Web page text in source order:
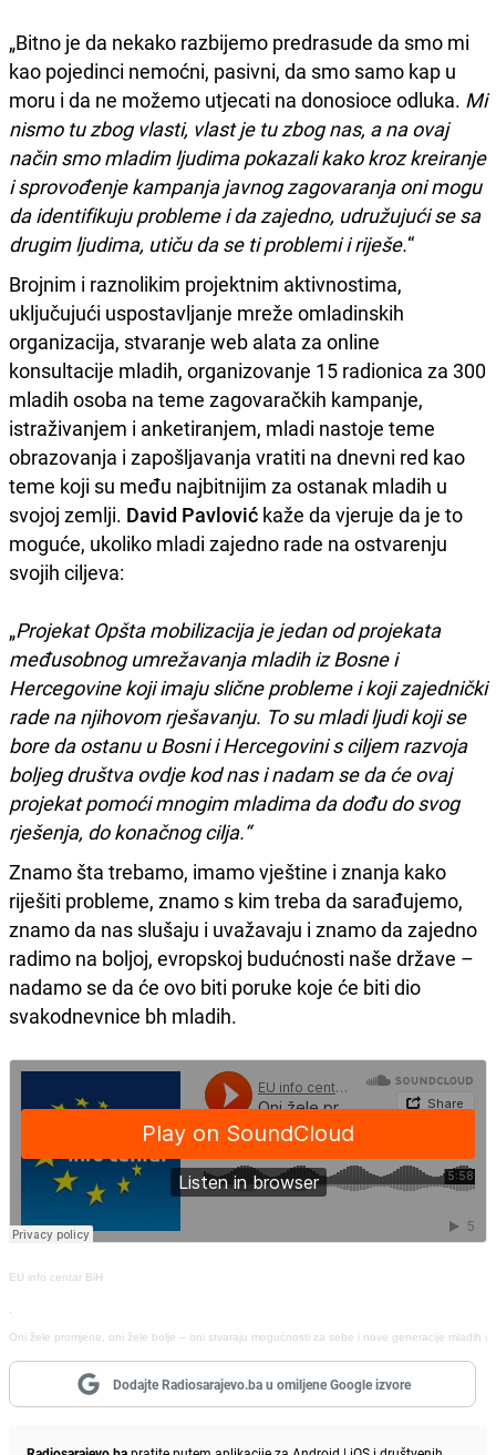
„Bitno je da nekako razbijemo predrasude da smo mi
kao pojedinci nemoćni, pasivni, da smo samo kap u
moru i da ne možemo utjecati na donosioce odluka. Mi
nismo tu zbog vlasti, vlast je tu zbog nas, a na ovaj
način smo mladim ljudima pokazali kako kroz kreiranje
i sprovođenje kampanja javnog zagovaranja oni mogu
da identifikuju probleme i da zajedno, udružujući se sa
drugim ljudima, utiču da se ti problemi i riješe.“
Brojnim i raznolikim projektnim aktivnostima,
uključujući uspostavljanje mreže omladinskih
organizacija, stvaranje web alata za online
konsultacije mladih, organizovanje 15 radionica za 300
mladih osoba na teme zagovaračkih kampanje,
istraživanjem i anketiranjem, mladi nastoje teme
obrazovanja i zapošljavanja vratiti na dnevni red kao
teme koji su među najbitnijim za ostanak mladih u
svojoj zemlji. David Pavlović kaže da vjeruje da je to
moguće, ukoliko mladi zajedno rade na ostvarenju
svojih ciljeva:
„Projekat Opšta mobilizacija je jedan od projekata
međusobnog umrežavanja mladih iz Bosne i
Hercegovine koji imaju slične probleme i koji zajednički
rade na njihovom rješavanju. To su mladi ljudi koji se
bore da ostanu u Bosni i Hercegovini s ciljem razvoja
boljeg društva ovdje kod nas i nadam se da će ovaj
projekat pomoći mnogim mladima da dođu do svog
rješenja, do konačnog cilja.“
Znamo šta trebamo, imamo vještine i znanja kako
riješiti probleme, znamo s kim treba da sarađujemo,
znamo da nas slušaju i uvažavaju i znamo da zajedno
radimo na boljoj, evropskoj budućnosti naše države –
nadamo se da će ovo biti poruke koje će biti dio
svakodnevnice bh mladih.
EU info centar BiH
·
Oni žele promjene, oni žele bolje – oni stvaraju mogućnosti za sebe i nove generacije mladih u
Dodajte Radiosarajevo.ba u omiljene Google izvore